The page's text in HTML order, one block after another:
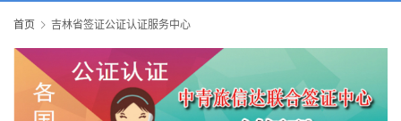
首页 吉林省签证公证认证服务中心